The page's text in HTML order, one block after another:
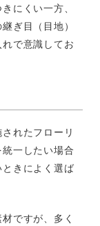
にくい一方、
ぎ目（目地）
で意識してお
れたフローリ
一したい場合
きによく選ば
ですが、多く